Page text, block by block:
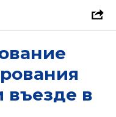
въезде в